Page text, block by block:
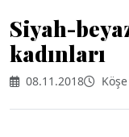
Siyah-
kadınları
08.11.2018 Köşe